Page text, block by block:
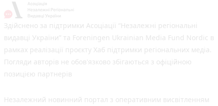
Здійснено за підтримки Асоціації “Незалежні регіональні
видавці України” та Foreningen Ukrainian Media Fund Nordic в
рамках реалізації проєкту Хаб підтримки регіональних медіа.
Погляди авторів не обов'язково збігаються з офіційною
позицією партнерів
Незалежний новинний портал з оперативним висвітленням